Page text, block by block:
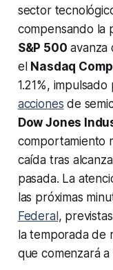
sector
compensando la
S&P 500 avanza
el Nasdaq
1.21%,
acciones de
Dow Jones
comportamiento
caída tras
pasada. La
las próximas
Federal ,
la temporada de
que comenzará a